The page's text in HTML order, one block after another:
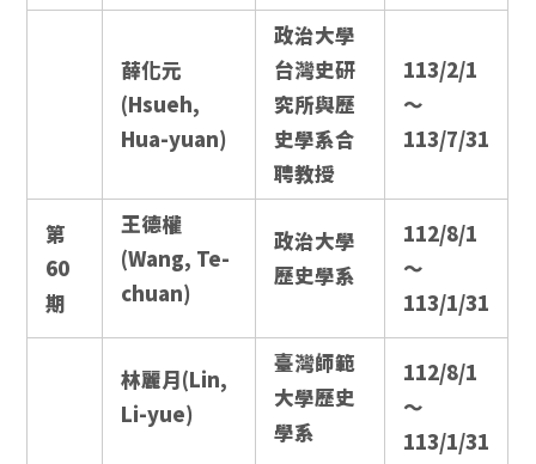
薛化元
(Hsueh,
Hua-yuan)
政治大學
台灣史研
究所與歷
史學系合
聘教授
113/2/1
～
113/7/31
第
60
期
王德權
(Wang, Te-
chuan)
政治大學
歷史學系
112/8/1
～
113/1/31
林麗月(Lin,
Li-yue)
臺灣師範
大學歷史
學系
112/8/1
～
113/1/31